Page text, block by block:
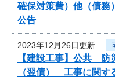
確保対策費）他（債
公告
2023年12月26日更新
【建設工事】公共 防
（翌債） 工事に関す